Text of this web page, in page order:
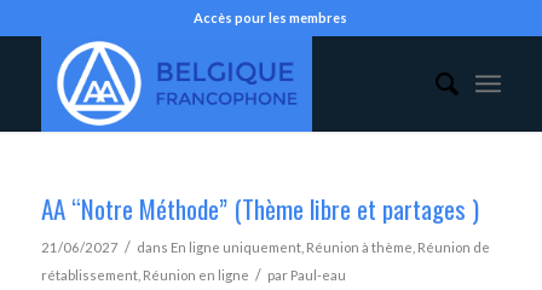
Accès pour les membres
AA “Notre Méthode” (Thème libre et partages )
21/06/2027 / dans En ligne uniquement, Réunion à thème Réunion de
rétablissement, Réunion en ligne / par Paul-eau